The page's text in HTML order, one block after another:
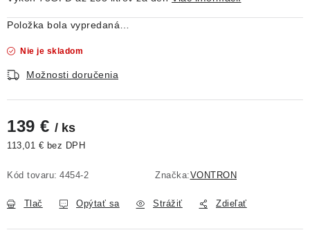
O nás Doprava a platba
Položka bola vypredaná…
Nie je skladom
Možnosti doručenia
139 € / ks
113,01 € bez DPH
Kód tovaru: 4454-2 Značka:VONTRON
Tlač Opýtať sa Strážiť Zdieľať